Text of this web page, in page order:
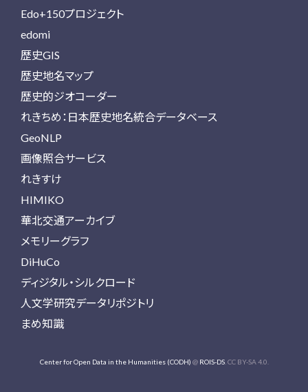
Edo+150プロジェクト
edomi
歴史GIS
歴史地名マップ
歴史的ジオコーダー
れきちめ：日本歴史地名統合データベース
GeoNLP
画像照合サービス
れきすけ
HIMIKO
華北交通アーカイブ
メモリーグラフ
DiHuCo
ディジタル・シルクロード
人文学研究データリポジトリ
まめ知識
Center for Open Data in the Humanities (CODH) @ ROIS-DS. CC BY-SA 4.0.